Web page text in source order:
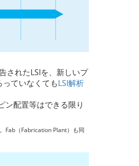
されたLSIを、新しいプ
ていなくてもLSI解析
ン配置等はできる限り
Fab（Fabrication Plant）も同